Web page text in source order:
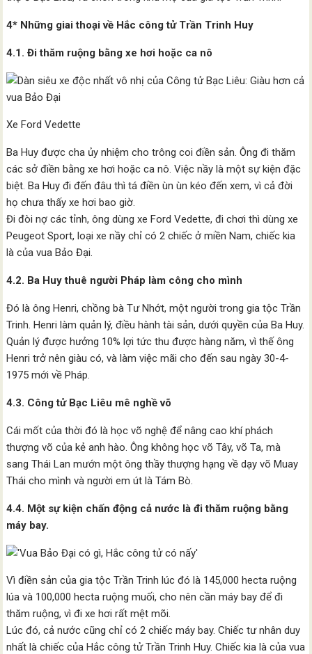
4* Những giai thoại về Hắc công tử Trần Trinh Huy
4.1. Đi thăm ruộng bằng xe hơi hoặc ca nô
Xe Ford Vedette
Ba Huy được cha ủy nhiệm cho trông coi điền sản. Ông đi thăm
các sở điền bằng xe hơi hoặc ca nô. Việc nầy là một sự kiện đặc
biệt. Ba Huy đi đến đâu thì tá điền ùn ùn kéo đến xem, vì cả đời
họ chưa thấy xe hơi bao giờ.
Đi đòi nợ các tỉnh, ông dùng xe Ford Vedette, đi chơi thì dùng xe
Peugeot Sport, loại xe nầy chỉ có 2 chiếc ở miền Nam, chiếc kia
là của vua Bảo Đại.
4.2. Ba Huy thuê người Pháp làm công cho mình
Đó là ông Henri, chồng bà Tư Nhớt, một người trong gia tộc Trần
Trinh. Henri làm quản lý, điều hành tài sản, dưới quyền của Ba Huy.
Quản lý được hưởng 10% lợi tức thu được hàng năm, vì thế ông
Henri trở nên giàu có, và làm việc mãi cho đến sau ngày 30-4-
1975 mới về Pháp.
4.3. Công tử Bạc Liêu mê nghề võ
Cái mốt của thời đó là học võ nghệ để nâng cao khí phách
thượng võ của kẻ anh hào. Ông không học võ Tây, võ Ta, mà
sang Thái Lan mướn một ông thầy thượng hạng về dạy võ Muay
Thái cho mình và người em út là Tám Bò.
4.4. Một sự kiện chấn động cả nước là đi thăm ruộng bằng
máy bay.
Vì điền sản của gia tộc Trần Trinh lúc đó là 145,000 hecta ruộng
lúa và 100,000 hecta ruộng muối, cho nên cần máy bay để đi
thăm ruộng, vì đi xe hơi rất mệt mõi.
Lúc đó, cả nước cũng chỉ có 2 chiếc máy bay. Chiếc tư nhân duy
nhất là chiếc của Hắc công tử Trần Trinh Huy. Chiếc kia là của vua